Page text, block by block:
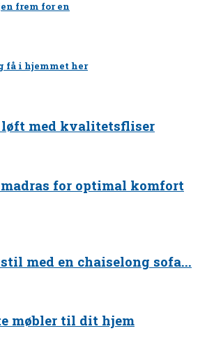
frem for en
få i hjemmet her
med kvalitetsfliser
for optimal komfort
med en chaiselong sofa...
møbler til dit hjem